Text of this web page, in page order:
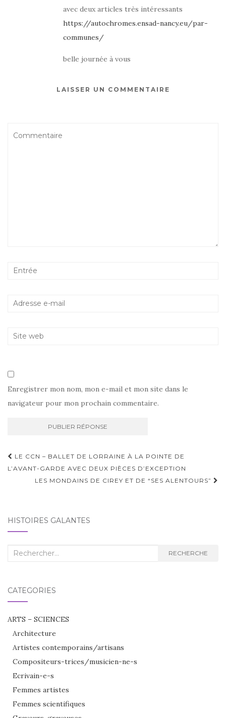
avec deux articles très intéressants
https://autochromes.ensad-nancy.eu/par-
communes/
belle journée à vous
LAISSER UN COMMENTAIRE
Enregistrer mon nom, mon e-mail et mon site dans le
navigateur pour mon prochain commentaire.
Navigation
d'article
LE CCN – BALLET DE LORRAINE À LA POINTE DE
L’AVANT-GARDE AVEC DEUX PIÈCES D’EXCEPTION
LES MONDAINS DE CIREY ET DE “SES ALENTOURS”
HISTOIRES GALANTES
Recherche
RECHERCHE
CATÉGORIES
ARTS – SCIENCES
Architecture
Artistes contemporains/artisans
Compositeurs-trices/musicien-ne-s
Ecrivain-e-s
Femmes artistes
Femmes scientifiques